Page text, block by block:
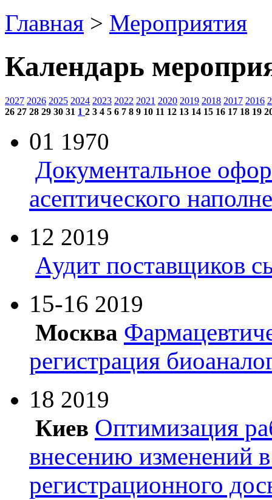
Главная > Мероприятия
Календарь
2027 2026 2025 2024 2023 2022 2021 2020 2019 2018 2017 2016
26 27 28 29 30 31 1 2 3 4 5 6 7 8 9 10 11 12 13 14 15 16 17 18 19
01 1970
Документальное
асептического
12 2019
Аудит поставщиков
15-16 2019
Москва
регистрация
18 2019
Киев Оптимизация
внесению изменений
регистрационного